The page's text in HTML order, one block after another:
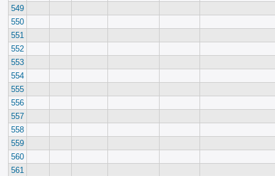
549
550
551
552
553
554
555
556
557
558
559
560
561